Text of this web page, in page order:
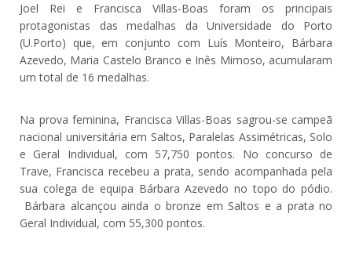
Joel Rei e Francisca Villas-Boas foram os principais
protagonistas das medalhas da Universidade do Porto
(U.Porto) que, em conjunto com Luís Monteiro, Bárbara
Azevedo, Maria Castelo Branco e Inês Mimoso, acumularam
um total de 16 medalhas.
Na prova feminina, Francisca Villas-Boas sagrou-se campeã
nacional universitária em Saltos, Paralelas Assimétricas, Solo
e Geral Individual, com 57,750 pontos. No concurso de
Trave, Francisca recebeu a prata, sendo acompanhada pela
sua colega de equipa Bárbara Azevedo no topo do pódio.
Bárbara alcançou ainda o bronze em Saltos e a prata no
Geral Individual, com 55,300 pontos.